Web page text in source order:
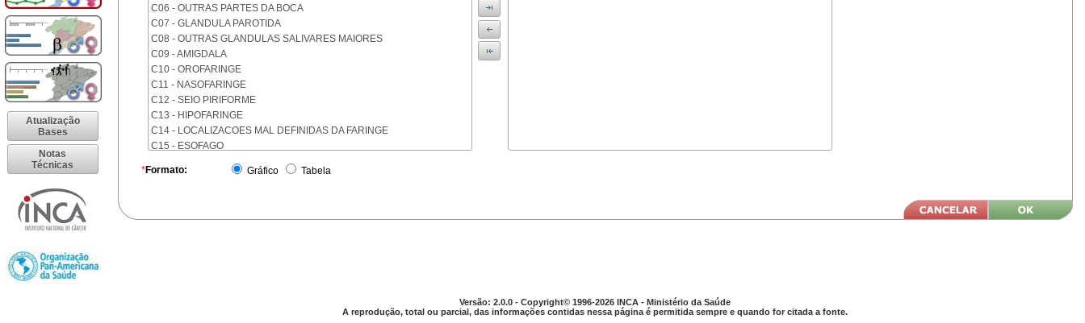
Atualização
Bases
Notas
Técnicas
C06 - OUTRAS PARTES DA BOCA
C07 - GLANDULA PAROTIDA
C08 - OUTRAS GLANDULAS SALIVARES MAIORES
C09 - AMIGDALA
C10 - OROFARINGE
C11 - NASOFARINGE
C12 - SEIO PIRIFORME
C13 - HIPOFARINGE
C14 - LOCALIZACOES MAL DEFINIDAS DA FARINGE
C15 - ESOFAGO
C17 - INTESTINO DELGADO
C20 - RETO
C26 - LOCALIZACOES MAL DEFINIDAS NO APARELHO DIGESTIVO
*Formato: Gráfico Tabela
Versão: 2.0.0 - Copyright© 1996-2026 INCA - Ministério da Saúde
A reprodução, total ou parcial, das informações contidas nessa página é permitida sempre e quando for citada a fonte.